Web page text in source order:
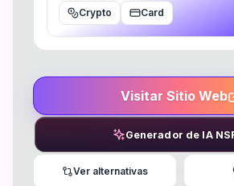
Crypto Card
Visitar Sitio Web
Generador de IA
Ver alternativas